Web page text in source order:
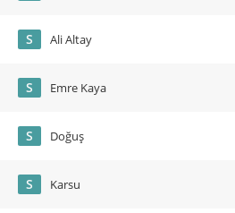
S Ali Altay
S Emre Kaya
S Doğuş
S Karsu